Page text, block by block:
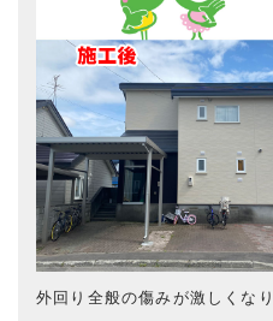
外回り全般の傷みが激しくな